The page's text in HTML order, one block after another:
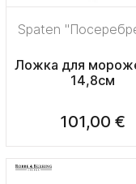
Spaten
Ложка для
14,8см
101,00 €